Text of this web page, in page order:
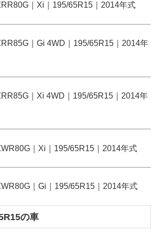
｜Xi｜195/65R15｜2014年式
｜Gi 4WD｜195/65R15｜2014年
｜Xi 4WD｜195/65R15｜2014年
｜Xi｜195/65R15｜2014年式
｜Gi｜195/65R15｜2014年式
の車